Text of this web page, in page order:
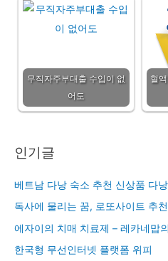
무직자주부대출 수입이 없
어도
혈
인기글
베트남 다낭 숙소 추천 신상품 다
독사에 물리는 꿈, 로또사이트 추천
에자이의 치매 치료제 – 레카네맙
한국형 무선인터넷 플랫폼 위피